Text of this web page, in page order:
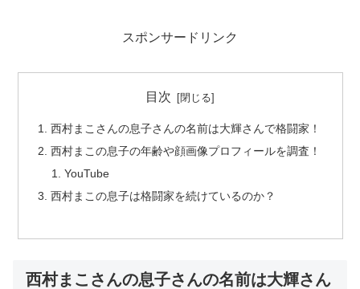
スポンサードリンク
目次
西村まこさんの息子さんの名前は大輝さんで格闘家！
西村まこの息子の年齢や顔画像プロフィールを調査！
YouTube
西村まこの息子は格闘家を続けているのか？
西村まこさんの息子さんの名前は大輝さん